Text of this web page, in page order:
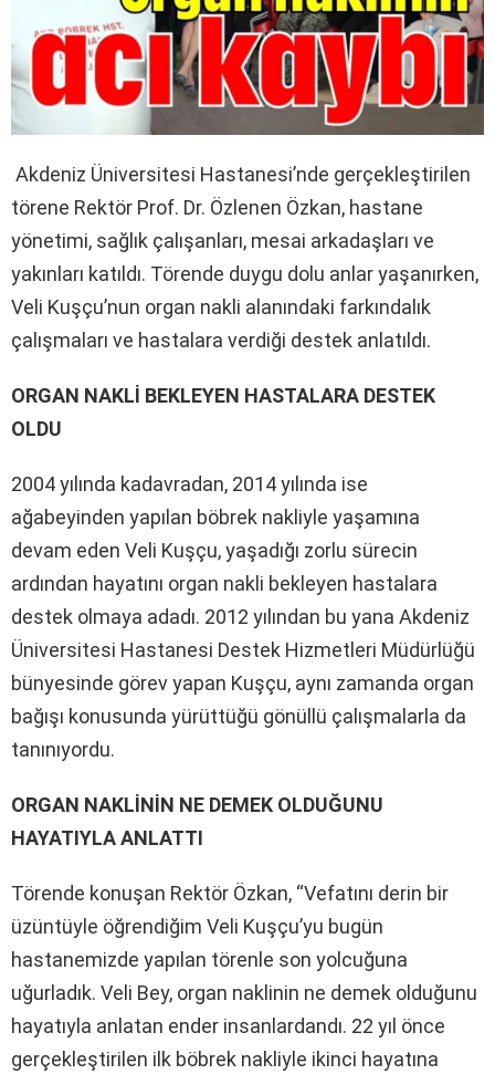
Akdeniz Üniversitesi Hastanesi’nde gerçekleştirilen
törene Rektör Prof. Dr. Özlenen Özkan, hastane
yönetimi, sağlık çalışanları, mesai arkadaşları ve
yakınları katıldı. Törende duygu dolu anlar yaşanırken,
Veli Kuşçu’nun organ nakli alanındaki farkındalık
çalışmaları ve hastalara verdiği destek anlatıldı.
ORGAN NAKLİ BEKLEYEN HASTALARA DESTEK
OLDU
2004 yılında kadavradan, 2014 yılında ise
ağabeyinden yapılan böbrek nakliyle yaşamına
devam eden Veli Kuşçu, yaşadığı zorlu sürecin
ardından hayatını organ nakli bekleyen hastalara
destek olmaya adadı. 2012 yılından bu yana Akdeniz
Üniversitesi Hastanesi Destek Hizmetleri Müdürlüğü
bünyesinde görev yapan Kuşçu, aynı zamanda organ
bağışı konusunda yürüttüğü gönüllü çalışmalarla da
tanınıyordu.
ORGAN NAKLİNİN NE DEMEK OLDUĞUNU
HAYATIYLA ANLATTI
Törende konuşan Rektör Özkan, “Vefatını derin bir
üzüntüyle öğrendiğim Veli Kuşçu’yu bugün
hastanemizde yapılan törenle son yolcuğuna
uğurladık. Veli Bey, organ naklinin ne demek olduğunu
hayatıyla anlatan ender insanlardandı. 22 yıl önce
gerçekleştirilen ilk böbrek nakliyle ikinci hayatına